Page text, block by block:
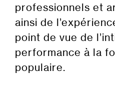
professionnels et
ainsi de
point de vue de
performance à la
populaire.